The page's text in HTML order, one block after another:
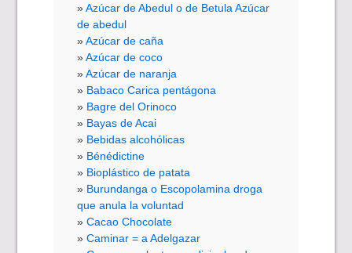
Azúcar de Abedul o de Betula Azúcar
de abedul
Azúcar de caña
Azúcar de coco
Azúcar de naranja
Babaco Carica pentágona
Bagre del Orinoco
Bayas de Acai
Bebidas alcohólicas
Bénédictine
Bioplástico de patata
Burundanga o Escopolamina droga
que anula la voluntad
Cacao Chocolate
Caminar = a Adelgazar